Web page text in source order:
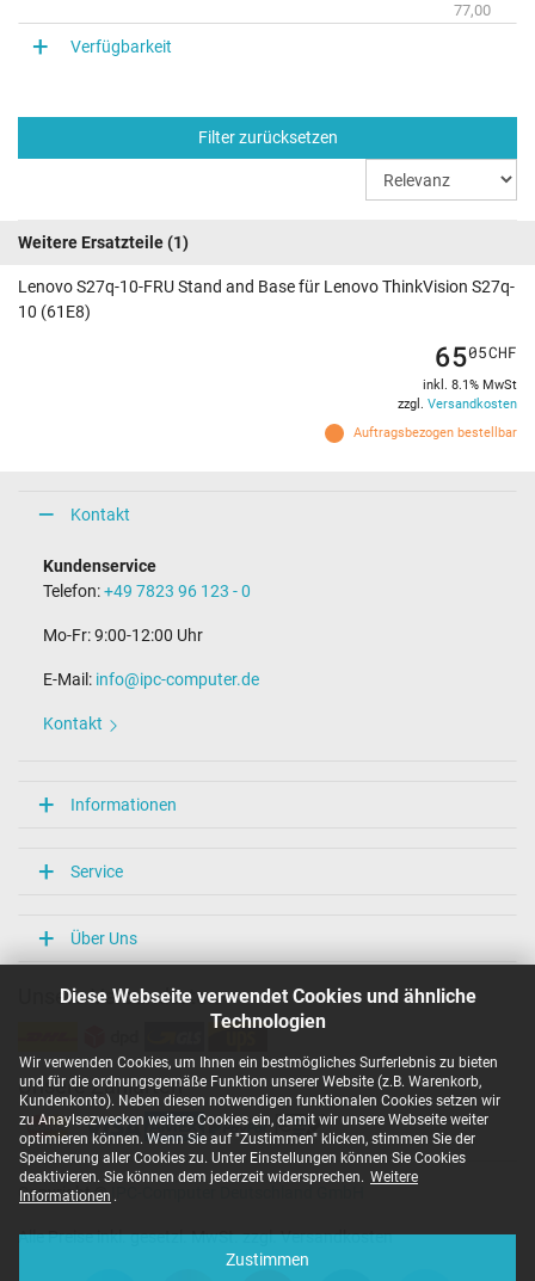
Diese Webseite verwendet Cookies und ähnliche
Technologien
Wir verwenden Cookies, um Ihnen ein bestmögliches Surferlebnis zu bieten
und für die ordnungsgemäße Funktion unserer Website (z.B. Warenkorb,
Kundenkonto). Neben diesen notwendigen funktionalen Cookies setzen wir
zu Anaylsezwecken weitere Cookies ein, damit wir unsere Webseite weiter
optimieren können. Wenn Sie auf "Zustimmen" klicken, stimmen Sie der
Speicherung aller Cookies zu. Unter Einstellungen können Sie Cookies
deaktivieren. Sie können dem jederzeit widersprechen. Weitere
Informationen .
Zustimmen
77,00
Verfügbarkeit
Filter zurücksetzen
Weitere Ersatzteile(1)
Lenovo S27q-10-FRU Stand and Base für Lenovo ThinkVision S27q-
10 (61E8)
Auftragsbezogen bestellbar
6505CHF
inkl. 8.1% MwSt
zzgl. Versandkosten
Kontakt
Kundenservice
Telefon:+49 7823 96 123 - 0
Mo-Fr: 9:00-12:00 Uhr
E-Mail: info@ipc-computer.de
Kontakt
Informationen
Service
Über Uns
Unsere Versandarten
Unsere Zahlarten
Copyright ©
Alle Preise inkl. gesetzl. MwSt. zzgl. Versandkosten